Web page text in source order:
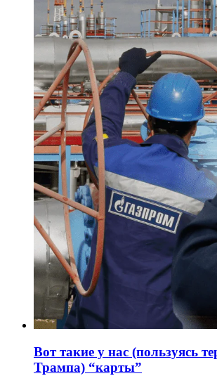
Вот такие у нас (пользуясь
Трампа) “карты”